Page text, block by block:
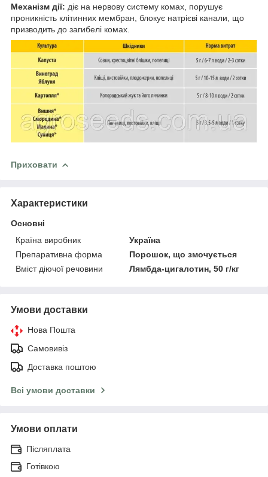
Механізм дії: діє на нервову систему комах, порушує
проникність клітинних мембран, блокує натрієві канали, що
призводить до загибелі комах.
Приховати
Характеристики
Основні
Країна виробник
Україна
Препаративна форма
Порошок, що змочується
Вміст діючої речовини
Лямбда-цигалотин, 50 г/кг
Умови доставки
Нова Пошта
Самовивіз
Доставка поштою
Всі умови доставки
Умови оплати
Післяплата
Готівкою